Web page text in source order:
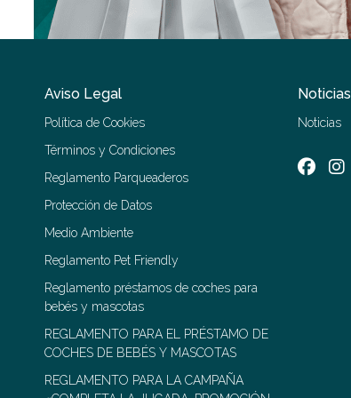
Aviso Legal
Política de Cookies
Términos y Condiciones
Reglamento Parqueaderos
Protección de Datos
Medio Ambiente
Reglamento Pet Friendly
Reglamento préstamos de coches para
bebés y mascotas
REGLAMENTO PARA EL PRÉSTAMO DE
COCHES DE BEBÉS Y MASCOTAS
REGLAMENTO PARA LA CAMPAÑA
Noticias
Noticias